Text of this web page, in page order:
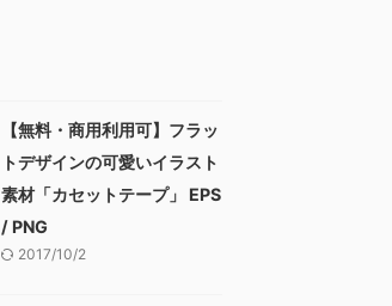
【無料・商用利用可】フラッ
トデザインの可愛いイラスト
素材「カセットテープ」 EPS
/ PNG
2017/10/2